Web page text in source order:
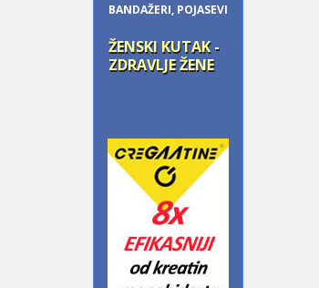
BANDAŽERI, POJASEVI
ŽENSKI KUTAK -
ZDRAVLJE ŽENE